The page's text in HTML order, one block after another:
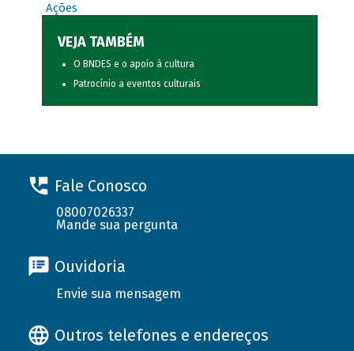
Ações
VEJA TAMBÉM
O BNDES e o apoio à cultura
Patrocínio a eventos culturais
Fale Conosco
08007026337
Mande sua pergunta
Ouvidoria
Envie sua mensagem
Outros telefones e endereços